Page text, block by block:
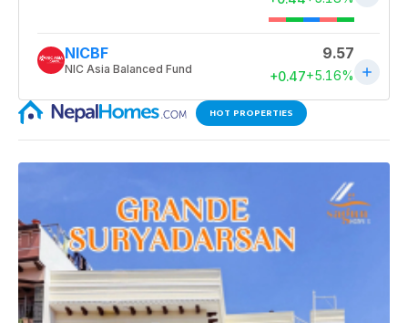
HOT PROPERTIES